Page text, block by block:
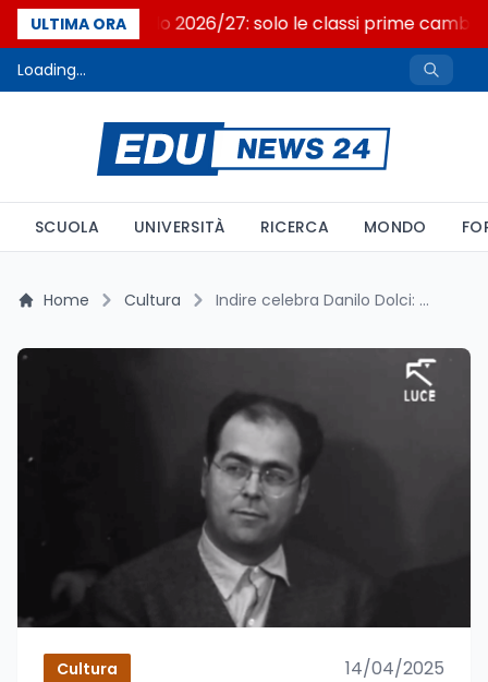
ULTIMA ORA
Nuovo curricolo 2026/27: solo le classi prime
Loading...
SCUOLA UNIVERSITÀ RICERCA MONDO
Home Cultura Indire celebra Danilo Dolci: uno spazio web dedicato al 'Gandhi italiano'
Cultura 14/04/2025